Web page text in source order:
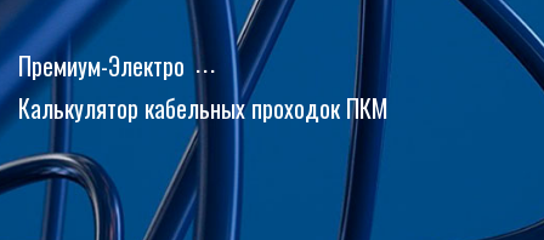
Премиум-Электро
Калькулятор кабельных проходок ПКМ